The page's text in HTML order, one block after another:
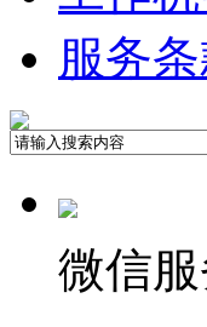
服务
微信